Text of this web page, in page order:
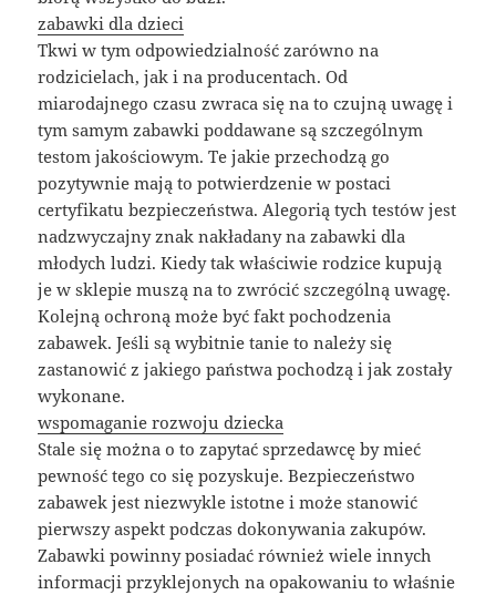
zabawki dla dzieci
Tkwi w tym odpowiedzialność zarówno na
rodzicielach, jak i na producentach. Od
miarodajnego czasu zwraca się na to czujną uwagę i
tym samym zabawki poddawane są szczególnym
testom jakościowym. Te jakie przechodzą go
pozytywnie mają to potwierdzenie w postaci
certyfikatu bezpieczeństwa. Alegorią tych testów jest
nadzwyczajny znak nakładany na zabawki dla
młodych ludzi. Kiedy tak właściwie rodzice kupują
je w sklepie muszą na to zwrócić szczególną uwagę.
Kolejną ochroną może być fakt pochodzenia
zabawek. Jeśli są wybitnie tanie to należy się
zastanowić z jakiego państwa pochodzą i jak zostały
wykonane.
wspomaganie rozwoju dziecka
Stale się można o to zapytać sprzedawcę by mieć
pewność tego co się pozyskuje. Bezpieczeństwo
zabawek jest niezwykle istotne i może stanowić
pierwszy aspekt podczas dokonywania zakupów.
Zabawki powinny posiadać również wiele innych
informacji przyklejonych na opakowaniu to właśnie